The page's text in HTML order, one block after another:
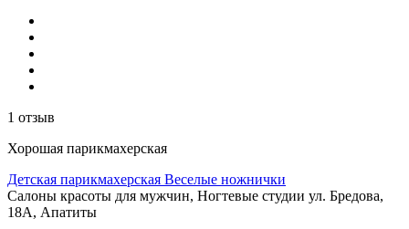
1 отзыв
Хорошая парикмахерская
Детская парикмахерская Веселые ножнички
Салоны красоты для мужчин, Ногтевые студии ул. Бредова,
18А, Апатиты